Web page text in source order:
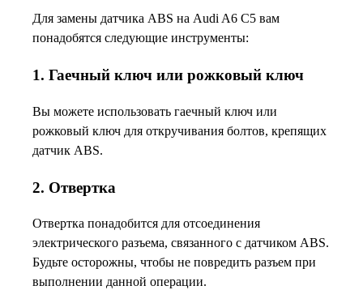
Для замены датчика ABS на Audi A6 C5 вам
понадобятся следующие инструменты:
1. Гаечный ключ или рожковый ключ
Вы можете использовать гаечный ключ или
рожковый ключ для откручивания болтов, крепящих
датчик ABS.
2. Отвертка
Отвертка понадобится для отсоединения
электрического разъема, связанного с датчиком ABS.
Будьте осторожны, чтобы не повредить разъем при
выполнении данной операции.